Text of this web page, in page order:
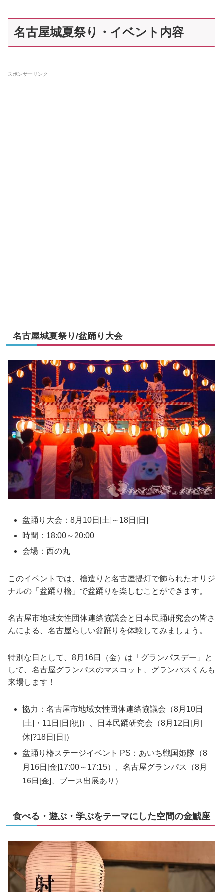
名古屋城夏祭り・イベント内容
スポンサーリンク
名古屋城夏祭り/盆踊り大会
盆踊り大会：8月10日[土]～18日[日]
時間：18:00～20:00
会場：西の丸
このイベントでは、檜造りと名古屋提灯で飾られたオリジ
ナルの「盆踊り櫓」で盆踊りを楽しむことができます。
名古屋市地域女性団体連絡協議会と日本民踊研究会の皆さ
んによる、名古屋らしい盆踊りを体験してみましょう。
特別な日として、8月16日（金）は「グランパスデー」と
して、名古屋グランパスのマスコット、グランパスくんも
来場します！
協力：名古屋市地域女性団体連絡協議会（8月10日
[土]・11日[日|祝]）、日本民踊研究会（8月12日[月|
休]?18日[日]）
盆踊り櫓ステージイベント PS：あいち戦国姫隊（8
月16日[金]17:00～17:15）、名古屋グランパス（8月
16日[金]、ブース出展あり）
食べる・遊ぶ・学ぶをテーマにした空間の金鯱座